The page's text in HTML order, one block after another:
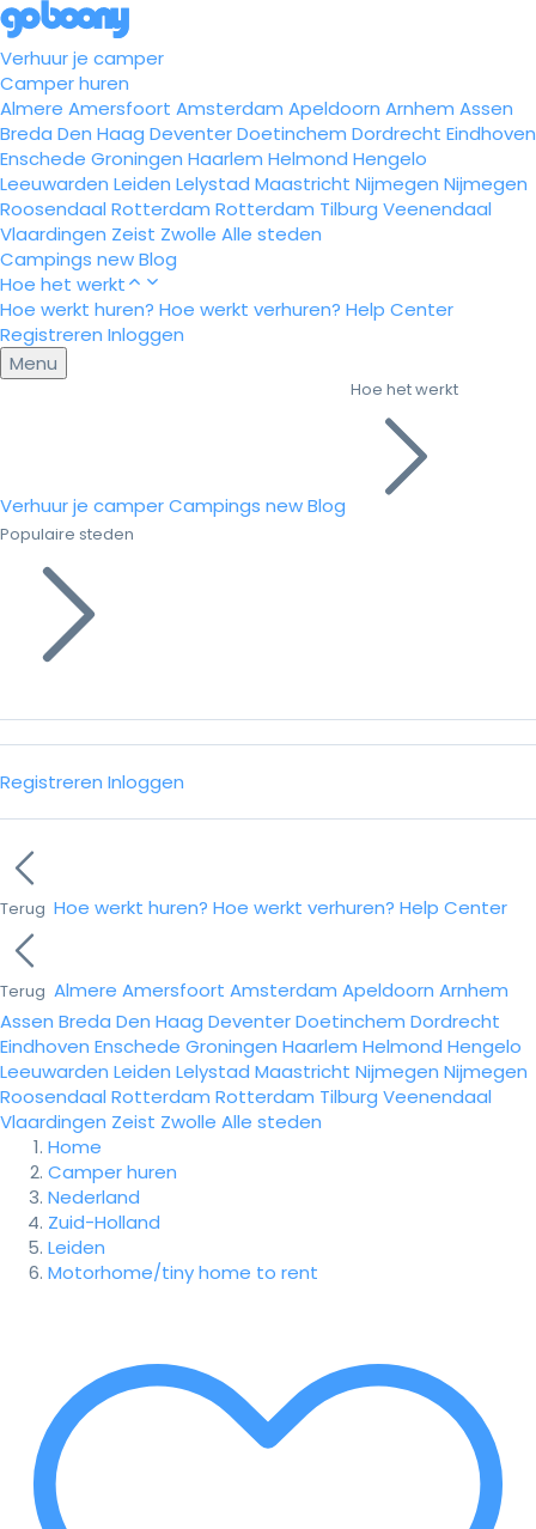
Verhuur je camper
Camper huren
Almere Amersfoort Amsterdam Apeldoorn Arnhem Assen
Breda Den Haag DeventerDoetinchem Dordrecht Eindhoven
Enschede Groningen Haarlem Helmond Hengelo
Leeuwarden Leiden Lelystad Maastricht Nijmegen Nijmegen
Roosendaal Rotterdam Rotterdam Tilburg Veenendaal
Vlaardingen Zeist Zwolle Alle steden
Campings newBlog
Hoe het werkt
Hoe werkt huren? Hoe werkt verhuren? Help Center
Registreren Inloggen
Menu
Verhuur je camperCampings newBlog
Hoe het werkt
Populaire steden
Registreren Inloggen
Terug Hoe werkt huren? Hoe werkt verhuren? Help Center
Terug Almere Amersfoort Amsterdam Apeldoorn Arnhem
Assen Breda Den Haag DeventerDoetinchem Dordrecht
Eindhoven Enschede Groningen Haarlem Helmond Hengelo
Leeuwarden Leiden Lelystad Maastricht Nijmegen Nijmegen
Roosendaal Rotterdam Rotterdam Tilburg Veenendaal
Vlaardingen Zeist Zwolle Alle steden
Home
Camper huren
Nederland
Zuid-Holland
Leiden
Motorhome/tiny home to rent